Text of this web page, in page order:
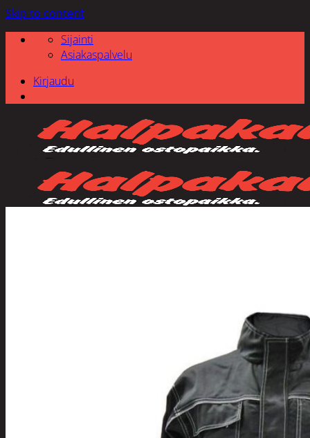
Skip to content
Sijainti
Asiakaspalvelu
Kirjaudu
Kausituotteet
Joulu
Joulu- ja kausivalot
Eläimet ja
tontut
Kyntteliköt